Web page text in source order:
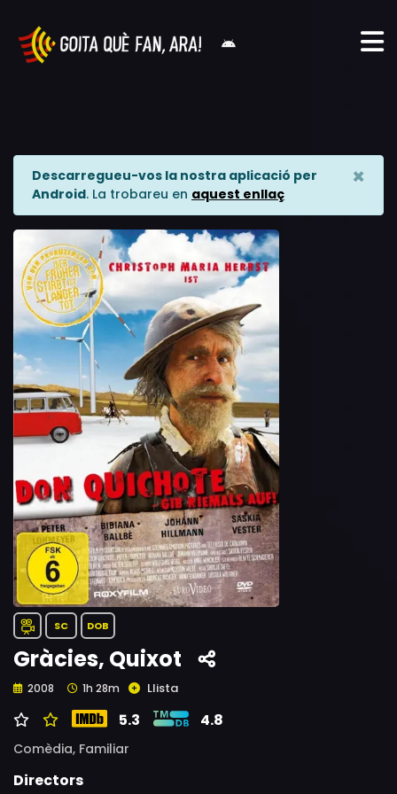
Descarregueu-vos la nostra aplicació per
Android. La trobareu en aquest enllaç
×
SC DOB
Gràcies, Quixot
2008 1h 28m Llista
5.3 4.8
Comèdia, Familiar
Directors